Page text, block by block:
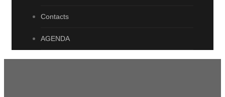
Contacts
AGENDA